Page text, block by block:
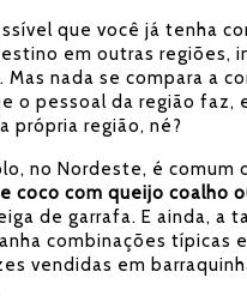
que você já tenha
em outras regiões,
Mas nada se compara a
o pessoal da região faz,
própria região, né?
no Nordeste, é comum
coco com queijo coalho
de garrafa. E ainda, a
combinações típicas
vendidas em